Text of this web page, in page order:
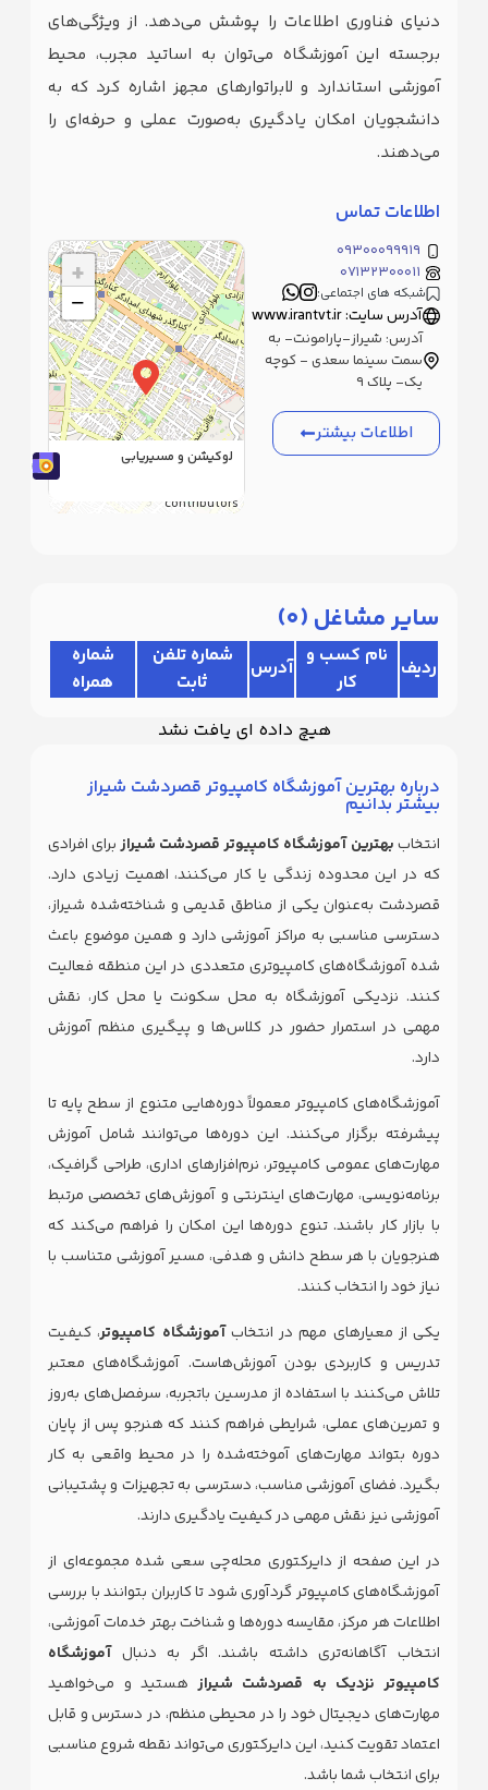
دنیای فناوری اطلاعات را پوشش می‌دهد. از ویژگی‌های
برجسته این آموزشگاه می‌توان به اساتید مجرب، محیط
آموزشی استاندارد و لابراتوارهای مجهز اشاره کرد که به
دانشجویان امکان یادگیری به‌صورت عملی و حرفه‌ای را
می‌دهند.
اطلاعات تماس
۰۹۳۰۰۰۹۹۹۱۹
۰۷۱۳۲۳۰۰۰۱۱
شبکه های اجتماعی:
آدرس سایت: www.irantvt.ir
آدرس: شیراز-پارامونت- به
سمت سینما سعدی - کوچه
یک- پلاک ۹
اطلاعات بیشتر
+
−
contributors
لوکیشن و مسیریابی
سایر مشاغل (0
)
ردیف
نام کسب و
کار
آدرس
شماره تلفن
ثابت
شماره
همراه
هیچ داده ای یافت نشد
درباره بهترین آموزشگاه کامپیوتر قصردشت شیراز
بیشتر بدانیم
انتخاببهترین آموزشگاه کامپیوتر قصردشت شیرازبرای افرادی
که در این محدوده زندگی یا کار می‌کنند، اهمیت زیادی دارد.
قصردشت به‌عنوان یکی از مناطق قدیمی و شناخته‌شده شیراز،
دسترسی مناسبی به مراکز آموزشی دارد و همین موضوع باعث
شده آموزشگاه‌های کامپیوتری متعددی در این منطقه فعالیت
کنند. نزدیکی آموزشگاه به محل سکونت یا محل کار، نقش
مهمی در استمرار حضور در کلاس‌ها و پیگیری منظم آموزش
دارد.
آموزشگاه‌های کامپیوتر معمولاً دوره‌هایی متنوع از سطح پایه تا
پیشرفته برگزار می‌کنند. این دوره‌ها می‌توانند شامل آموزش
مهارت‌های عمومی کامپیوتر، نرم‌افزارهای اداری، طراحی گرافیک،
برنامه‌نویسی، مهارت‌های اینترنتی و آموزش‌های تخصصی مرتبط
با بازار کار باشند. تنوع دوره‌ها این امکان را فراهم می‌کند که
هنرجویان با هر سطح دانش و هدفی، مسیر آموزشی متناسب با
نیاز خود را انتخاب کنند.
یکی از معیارهای مهم در انتخابآموزشگاه کامپیوتر، کیفیت
تدریس و کاربردی بودن آموزش‌هاست. آموزشگاه‌های معتبر
تلاش می‌کنند با استفاده از مدرسین باتجربه، سرفصل‌های به‌روز
و تمرین‌های عملی، شرایطی فراهم کنند که هنرجو پس از پایان
دوره بتواند مهارت‌های آموخته‌شده را در محیط واقعی به کار
بگیرد. فضای آموزشی مناسب، دسترسی به تجهیزات و پشتیبانی
آموزشی نیز نقش مهمی در کیفیت یادگیری دارند.
در این صفحه از دایرکتوری محله‌چی سعی شده مجموعه‌ای از
آموزشگاه‌های کامپیوتر گردآوری شود تا کاربران بتوانند با بررسی
اطلاعات هر مرکز، مقایسه دوره‌ها و شناخت بهتر خدمات آموزشی،
انتخاب آگاهانه‌تری داشته باشند. اگر به دنبالآموزشگاه
کامپیوتر نزدیک به قصردشت شیرازهستید و می‌خواهید
مهارت‌های دیجیتال خود را در محیطی منظم، در دسترس و قابل
اعتماد تقویت کنید، این دایرکتوری می‌تواند نقطه شروع مناسبی
برای انتخاب شما باشد.